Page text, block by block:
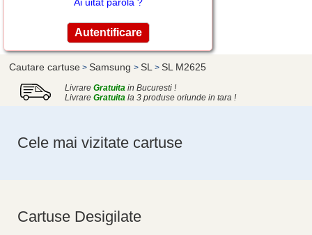
Cautare cartuse > Samsung > SL > SL M2625
Livrare Gratuitain Bucuresti !
Livrare Gratuitala 3 produse oriunde in tara !
Cele mai vizitate cartuse
Cartuse Desigilate